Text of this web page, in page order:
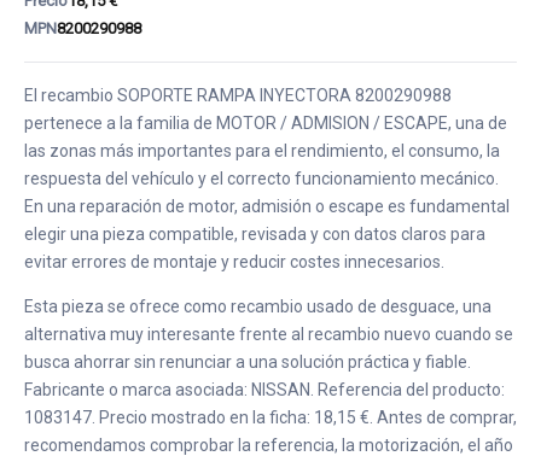
MPN8200290988
El recambio SOPORTE RAMPA INYECTORA 8200290988
pertenece a la familia de MOTOR / ADMISION / ESCAPE, una de
las zonas más importantes para el rendimiento, el consumo, la
respuesta del vehículo y el correcto funcionamiento mecánico.
En una reparación de motor, admisión o escape es fundamental
elegir una pieza compatible, revisada y con datos claros para
evitar errores de montaje y reducir costes innecesarios.
Esta pieza se ofrece como recambio usado de desguace, una
alternativa muy interesante frente al recambio nuevo cuando se
busca ahorrar sin renunciar a una solución práctica y fiable.
Fabricante o marca asociada: NISSAN. Referencia del producto:
1083147. Precio mostrado en la ficha: 18,15 €. Antes de comprar,
recomendamos comprobar la referencia, la motorización, el año